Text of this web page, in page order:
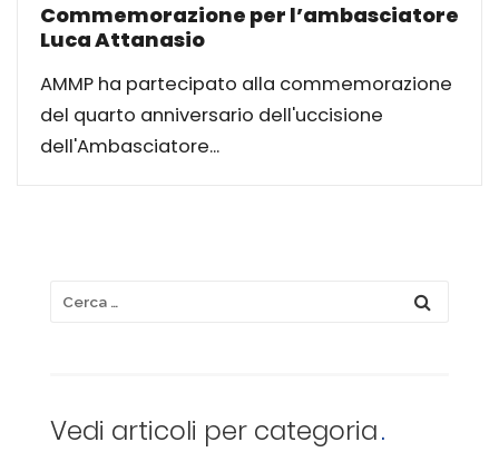
Commemorazione per l’ambasciatore
Luca Attanasio
AMMP ha partecipato alla commemorazione
del quarto anniversario dell'uccisione
dell'Ambasciatore...
Vedi articoli per categoria